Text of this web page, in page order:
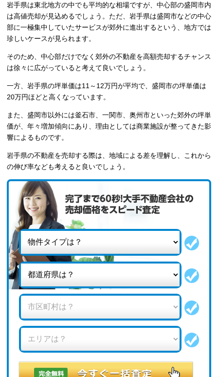
岩手県は東北地方の中でも平均的な相場ですが、中心部の盛岡市内
は高値売却が見込めるでしょう。ただ、岩手県は盛岡市などの中心
部に一極集中していたサービスが郊外に進出するという、地方では
珍しいケースが見られます。
そのため、中心部だけでなく郊外の不動産を高額売却するチャンス
は徐々に広がっていると考えて良いでしょう。
一方、岩手県の坪単価は11～12万円が平均で、盛岡市の坪単価は
20万円ほどと高くなっています。
また、盛岡市以外には釜石市、一関市、奥州市といった郊外の坪単
価が、年々増加傾向にあり、理由としては商業施設が整ってきた影
響によるものです。
岩手県の不動産を売却する際は、地域による差を理解し、これから
の伸び率なども考えると良いでしょう。